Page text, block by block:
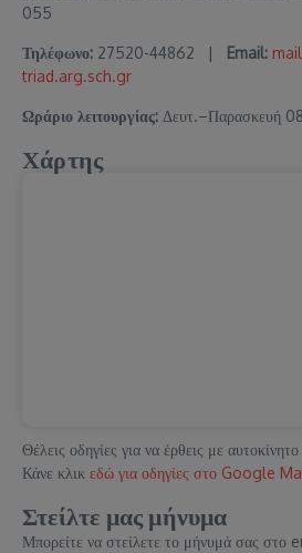
055
Τηλέφωνο: 27520-44862 | Email:
triad.arg.sch.gr
Ωράριο λειτουργίας: Δευτ.–Παρασκευή
Χάρτης
Θέλεις οδηγίες για να έρθεις με
Κάνε κλικ εδώ για οδηγίες στο Google
Στείλτε μας μήνυμα
Μπορείτε να στείλετε το μήνυμά σας στο